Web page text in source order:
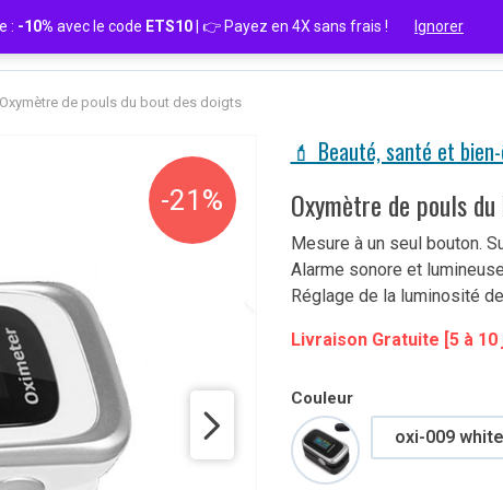
Oxymètre de pouls du bout des doigts
-21%
💄 Beauté, santé et
Oxymètre de pouls
Mesure à un seul bouton.
Alarme sonore et
Réglage de la luminosité de
Livraison Gratuite [5 à
Couleur
oxi-009
: -10% avec le code ETS10 | 👉 Payez en 4X sans frais ! Ignorer